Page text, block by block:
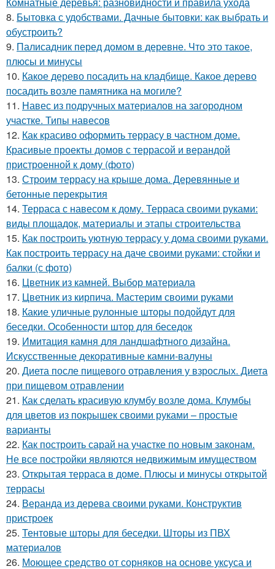
8. Бытовка с удобствами. Дачные бытовки: как выбрать и
обустроить?
9. Палисадник перед домом в деревне. Что это такое,
плюсы и минусы
10. Какое дерево посадить на кладбище. Какое дерево
посадить возле памятника на могиле?
11. Навес из подручных материалов на загородном
участке. Типы навесов
12. Как красиво оформить террасу в частном доме.
Красивые проекты домов с террасой и верандой
пристроенной к дому (фото)
13. Строим террасу на крыше дома. Деревянные и
бетонные перекрытия
14. Терраса с навесом к дому. Терраса своими руками:
виды площадок, материалы и этапы строительства
15. Как построить уютную террасу у дома своими руками.
Как построить террасу на даче своими руками: стойки и
балки (с фото)
16. Цветник из камней. Выбор материала
17. Цветник из кирпича. Мастерим своими руками
18. Какие уличные рулонные шторы подойдут для
беседки. Особенности штор для беседок
19. Имитация камня для ландшафтного дизайна.
Искусственные декоративные камни-валуны
20. Диета после пищевого отравления у взрослых. Диета
при пищевом отравлении
21. Как сделать красивую клумбу возле дома. Клумбы
для цветов из покрышек своими руками – простые
варианты
22. Как построить сарай на участке по новым законам.
Не все постройки являются недвижимым имуществом
23. Открытая терраса в доме. Плюсы и минусы открытой
террасы
24. Веранда из дерева своими руками. Конструктив
пристроек
25. Тентовые шторы для беседки. Шторы из ПВХ
материалов
26. Моющее средство от сорняков на основе уксуса и